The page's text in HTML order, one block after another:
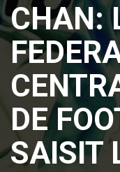
CHAN:
DE
SAISIT